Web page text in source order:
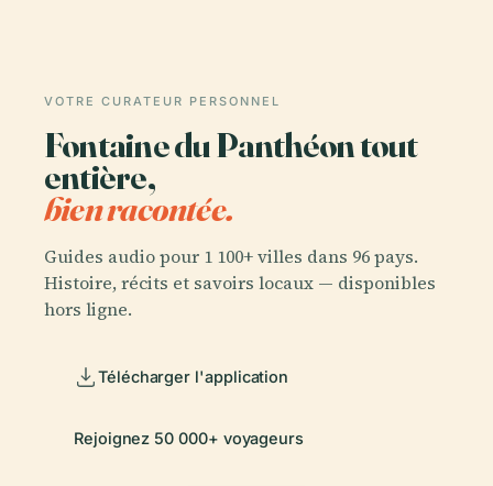
VOTRE CURATEUR PERSONNEL
Fontaine du Panthéon tout
entière,
bien racontée.
Guides audio pour 1 100+ villes dans 96 pays.
Histoire, récits et savoirs locaux — disponibles
hors ligne.
Télécharger l'application
Rejoignez 50 000+ voyageurs